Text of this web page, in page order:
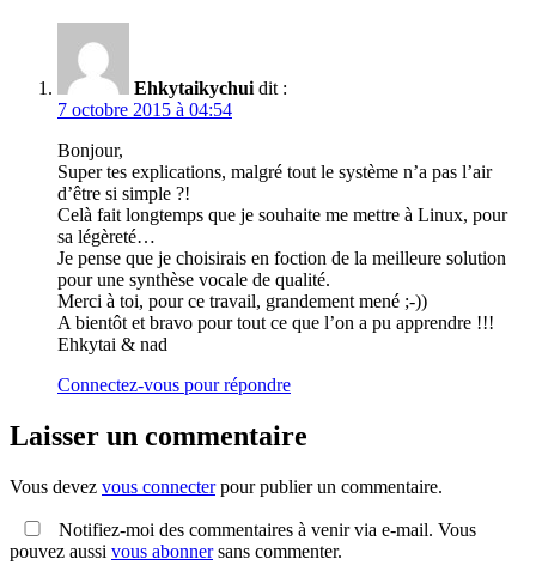
Ehkytaikychui dit :
7 octobre 2015 à 04:54
Bonjour,
Super tes explications, malgré tout le système n’a pas l’air
d’être si simple ?!
Celà fait longtemps que je souhaite me mettre à Linux, pour
sa légèreté…
Je pense que je choisirais en foction de la meilleure solution
pour une synthèse vocale de qualité.
Merci à toi, pour ce travail, grandement mené ;-))
A bientôt et bravo pour tout ce que l’on a pu apprendre !!!
Ehkytai & nad
Connectez-vous pour répondre
Laisser un commentaire
Vous devez vous connecterpour publier un commentaire.
Notifiez-moi des commentaires à venir via e-mail. Vous
pouvez aussi vous abonnersans commenter.